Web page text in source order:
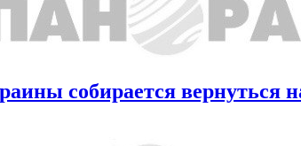
собирается вернуться